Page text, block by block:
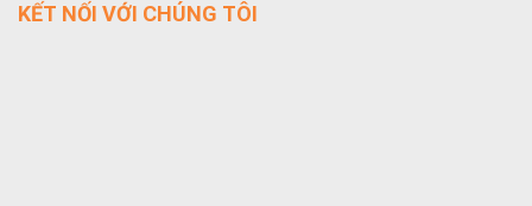
KẾT NỐI VỚI CHÚNG TÔI